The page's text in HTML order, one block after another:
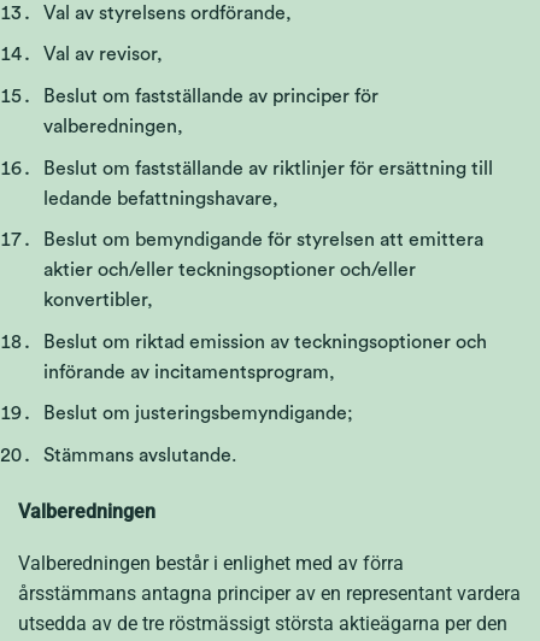
Val av styrelsens ordförande,
Val av revisor,
Beslut om fastställande av principer för
valberedningen,
Beslut om fastställande av riktlinjer för ersättning till
ledande befattningshavare,
Beslut om bemyndigande för styrelsen att emittera
aktier och/eller teckningsoptioner och/eller
konvertibler,
Beslut om riktad emission av teckningsoptioner och
införande av incitamentsprogram,
Beslut om justeringsbemyndigande;
Stämmans avslutande.
Valberedningen
Valberedningen består i enlighet med av förra
årsstämmans antagna principer av en representant vardera
utsedda av de tre röstmässigt största aktieägarna per den